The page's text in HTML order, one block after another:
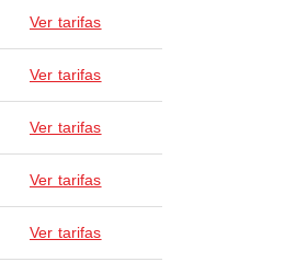
Ver tarifas
Ver tarifas
Ver tarifas
Ver tarifas
Ver tarifas